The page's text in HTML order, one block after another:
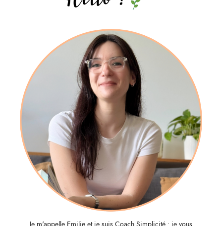
Je m'appelle Emilie et je suis Coach Simplicité : je vous